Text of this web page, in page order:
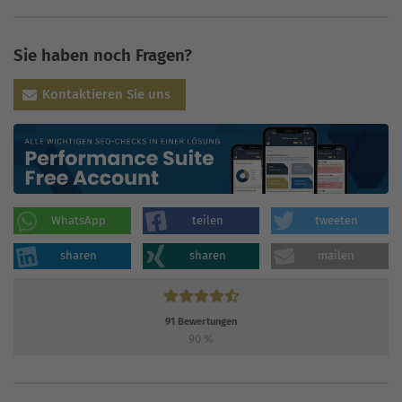
Sie haben noch Fragen?
Kontaktieren Sie uns
WhatsApp teilen tweeten
sharen sharen mailen
91 Bewertungen
90 %